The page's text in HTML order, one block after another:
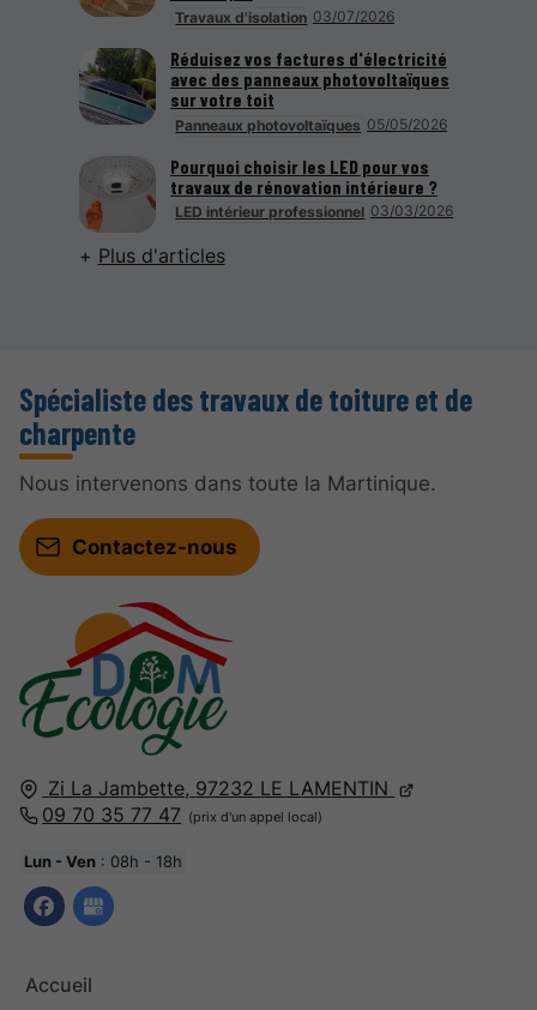
Travaux d'isolation 03/07/2026
Panneaux photovoltaïques 05/05/2026
Réduisez vos factures d'électricité
avec des panneaux photovoltaïques
sur votre toit
LED intérieur professionnel 03/03/2026
Pourquoi choisir les LED pour vos
travaux de rénovation intérieure ?
Plus d'articles
Zi La Jambette, 97232 LE LAMENTIN
09 70 35 77 47
Lun - Ven : 08h - 18h
Accueil
Spécialiste des travaux de toiture et de
charpente
Nous intervenons dans toute la Martinique.
Contactez-nous